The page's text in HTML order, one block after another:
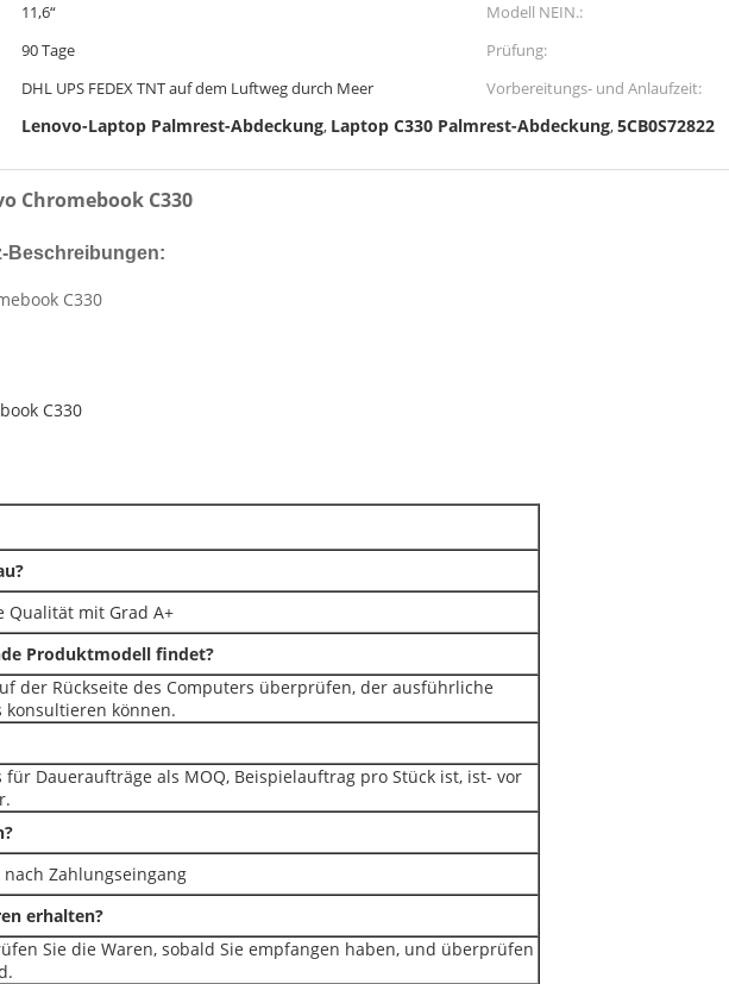
11,6“ Modell NEIN.:
90 Tage Prüfung:
DHL UPS FEDEX TNT auf dem Luftweg durch Meer Vorbereitungs- und Anlaufzeit:
Lenovo-Laptop Palmrest-Abdeckung, Laptop C330 Palmrest-Abdeckung,5CB0S72822
Chromebook C330
Beschreibungen:
C330
C330
Qualität mit Grad A+
Produktmodell findet?
der Rückseite des Computers überprüfen, der ausführliche
konsultieren können.
Daueraufträge als MOQ, Beispielauftrag pro Stück ist, ist- vor
Zahlungseingang
erhalten?
Sie die Waren, sobald Sie empfangen haben, und überprüfen